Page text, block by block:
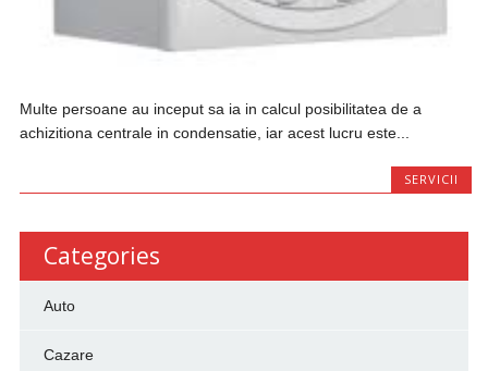
Multe persoane au inceput sa ia in calcul posibilitatea de a
achizitiona centrale in condensatie, iar acest lucru este...
SERVICII
Categories
Auto
Cazare